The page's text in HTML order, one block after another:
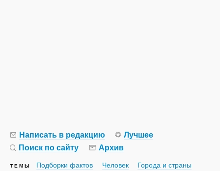
Написать в редакцию
Лучшее
Поиск по сайту
Архив
ТЕМЫ Подборки фактов Человек Города и страны